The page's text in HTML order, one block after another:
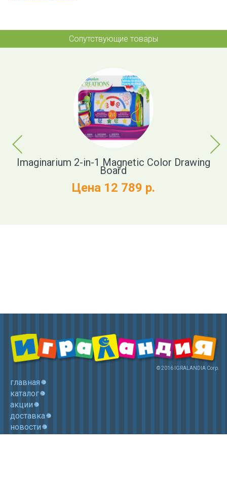
Сопутствующие товары
Previous
Imaginarium 2-in-1 Magnetic Color Drawing
Board
Цена 12 789 р.
Next
© 2016 IGRALANDIA Corp.
главная
каталог
акции
доставка
новости